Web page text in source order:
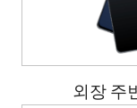
외장 주